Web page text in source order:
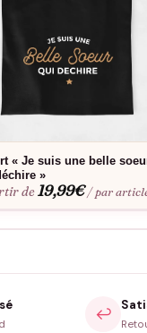
« Je suis une belle
»
de19,99€ / par
↩️